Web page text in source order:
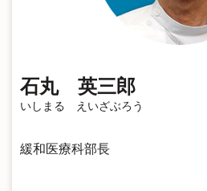
石丸 英三郎
いしまる えいざぶろう
緩和医療科部長